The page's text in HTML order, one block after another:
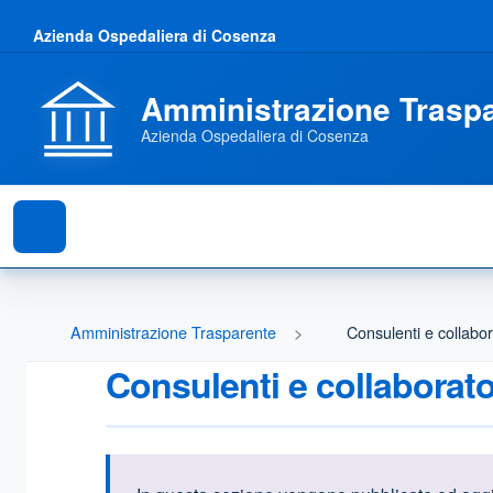
Azienda Ospedaliera di Cosenza
Amministrazione
Azienda Ospedaliera di Cosenza
Amministrazione Trasparente Consulenti e
Consulenti e